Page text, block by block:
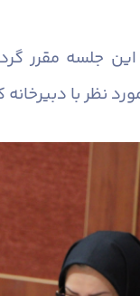
جلسه مقرر
نظر با دبیرخانه